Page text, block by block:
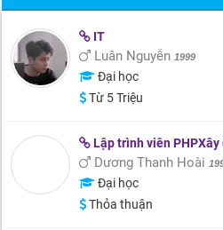
IT
Luân Nguyễn 1999
Đại học
Từ 5 Triệu
Lập trình viên
Dương Thanh Hoài
Đại học
Thỏa thuận